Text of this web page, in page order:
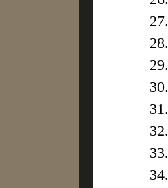
27.
28.
29.
30.
31.
32.
33.
34.